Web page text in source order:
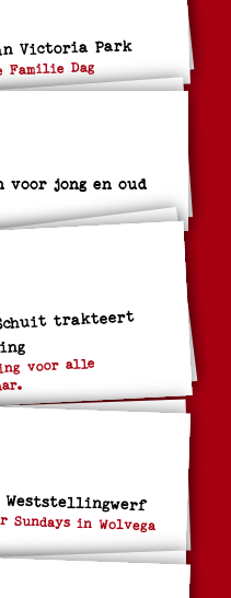
Victoria Park
Dag
voor jong en oud
trakteert
voor alle
Weststellingwerf
Sundays in Wolvega